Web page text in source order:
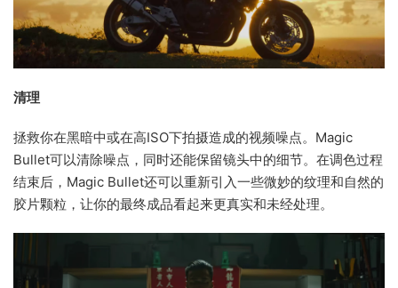
清理
拯救你在黑暗中或在高ISO下拍摄造成的视频噪点。Magic
Bullet可以清除噪点，同时还能保留镜头中的细节。在调色过程
结束后，Magic Bullet还可以重新引入一些微妙的纹理和自然的
胶片颗粒，让你的最终成品看起来更真实和未经处理。